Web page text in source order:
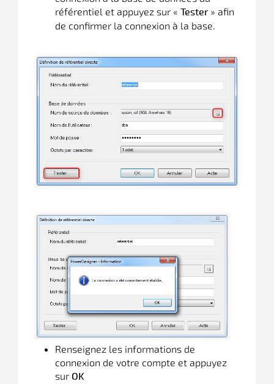
référentiel et appuyez sur « Tester» afin
de confirmer la connexion à la base.
Renseignez les informations de
connexion de votre compte et appuyez
sur OK